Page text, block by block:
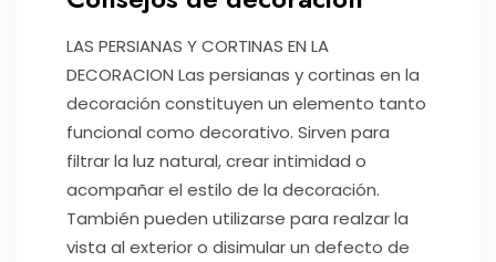
LAS PERSIANAS Y CORTINAS EN LA
DECORACION Las persianas y cortinas en la
decoración constituyen un elemento tanto
funcional como decorativo. Sirven para
filtrar la luz natural, crear intimidad o
acompañar el estilo de la decoración.
También pueden utilizarse para realzar la
vista al exterior o disimular un defecto de